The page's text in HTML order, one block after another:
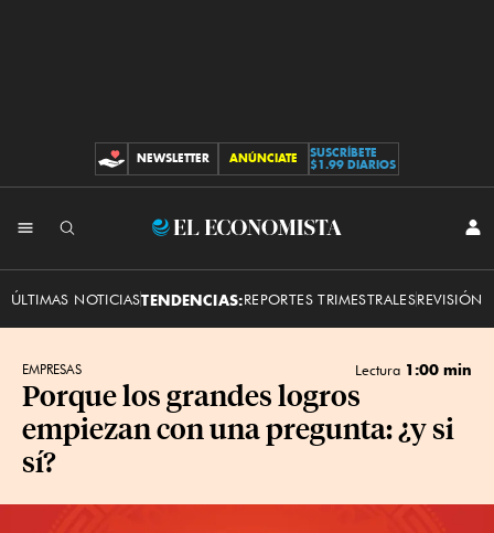
CONTRIBUCIONES
NEWSLETTER ANÚNCIATE
SUSCRÍBETE
$1.99 DIARIOS
El
ÚLTIMAS NOTICIASTENDENCIAS:REPORTES TRIMESTRALESREVISIÓN
EMPRESAS Lectura 1:00 min
Porque los grandes logros
empiezan con una pregunta: ¿y si
sí?